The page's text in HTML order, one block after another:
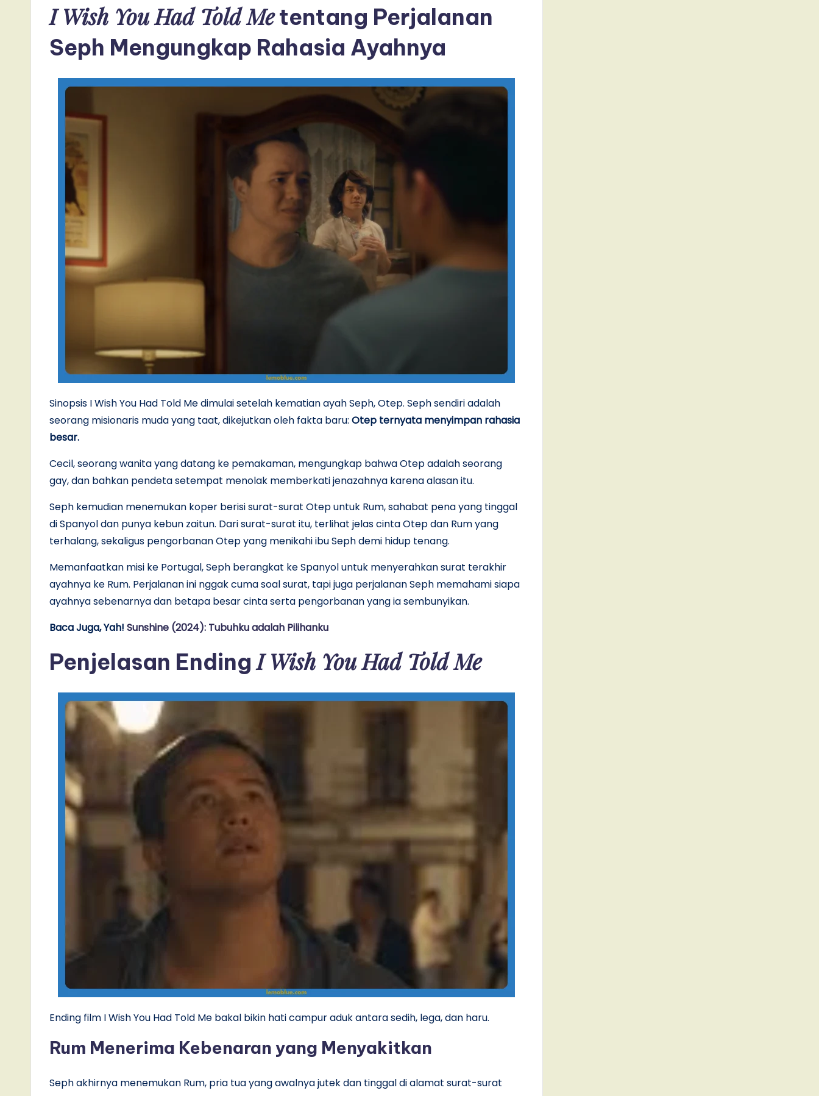
I Wish You Had Told Metentang Perjalanan
Seph Mengungkap Rahasia Ayahnya
Sinopsis I Wish You Had Told Me dimulai setelah kematian ayah Seph, Otep. Seph sendiri adalah
seorang misionaris muda yang taat, dikejutkan oleh fakta baru: Otep ternyata menyimpan rahasia
besar.
Cecil, seorang wanita yang datang ke pemakaman, mengungkap bahwa Otep adalah seorang
gay, dan bahkan pendeta setempat menolak memberkati jenazahnya karena alasan itu.
Seph kemudian menemukan koper berisi surat-surat Otep untuk Rum, sahabat pena yang tinggal
di Spanyol dan punya kebun zaitun. Dari surat-surat itu, terlihat jelas cinta Otep dan Rum yang
terhalang, sekaligus pengorbanan Otep yang menikahi ibu Seph demi hidup tenang.
Memanfaatkan misi ke Portugal, Seph berangkat ke Spanyol untuk menyerahkan surat terakhir
ayahnya ke Rum. Perjalanan ini nggak cuma soal surat, tapi juga perjalanan Seph memahami siapa
ayahnya sebenarnya dan betapa besar cinta serta pengorbanan yang ia sembunyikan.
Baca Juga, Yah! Sunshine (2024): Tubuhku adalah Pilihanku
Penjelasan EndingI Wish You Had Told Me
Ending film I Wish You Had Told Me bakal bikin hati campur aduk antara sedih, lega, dan haru.
Rum Menerima Kebenaran yang Menyakitkan
Seph akhirnya menemukan Rum, pria tua yang awalnya jutek dan tinggal di alamat surat-surat